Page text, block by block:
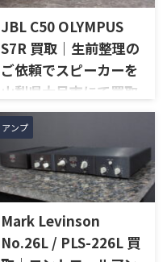
JBL C50 OLYMPUS
S7R 買取｜生前整理の
ご依頼でスピーカーを
山梨県大月市にて買取
しました
山梨県大月市で、生前整理に伴
いJBLの大型スピーカー「C50
OLYMPUS S7R」を出張買取さ
せていただきました。今回の
お品物は、長年大切に音楽を
楽しまれてきたご本人様より、
オーディオ機器の整理を進めた
いとのご相談をいただいたも
アンプ
Mark Levinson
No.26L / PLS-226L 買